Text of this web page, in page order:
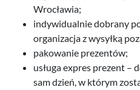
Wrocławia;
indywidualnie dobrany
organizacja z wysyłką
pakowanie prezentów;
usługa expres prezent –
sam dzień, w którym